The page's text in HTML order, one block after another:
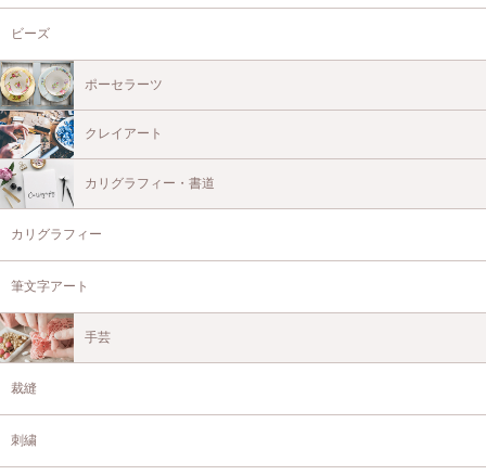
ビーズ
ポーセラーツ
クレイアート
カリグラフィー・書道
カリグラフィー
筆文字アート
手芸
裁縫
刺繍